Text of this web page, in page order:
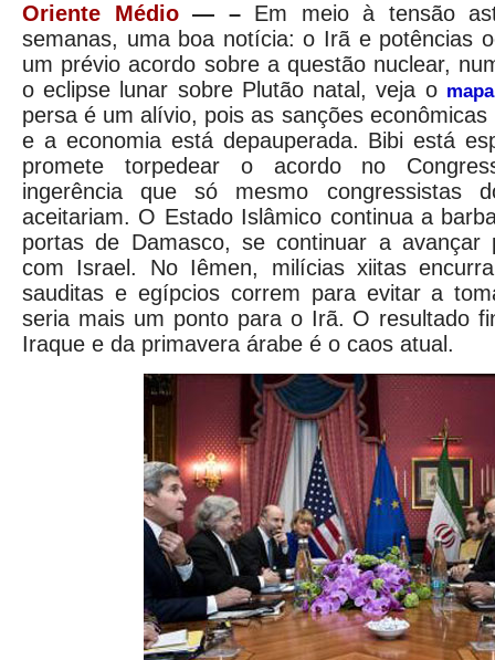
Oriente Médio— – Em meio à tensão
semanas, uma boa notícia: o Irã e potências
um prévio acordo sobre a questão nuclear,
o eclipse lunar sobre Plutão natal, veja o
persa é um alívio, pois as sanções
e a economia está depauperada. Bibi está
promete torpedear o acordo no
ingerência que só mesmo congressistas
aceitariam. O Estado Islâmico continua a
portas de Damasco, se continuar a avançar
com Israel. No Iêmen, milícias xiitas
sauditas e egípcios correm para evitar a
seria mais um ponto para o Irã. O resultado
Iraque e da primavera árabe é o caos atual.